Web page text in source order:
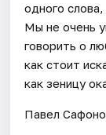
одного
Мы не очень
говорить о
как стоит
как зеницу
Павел